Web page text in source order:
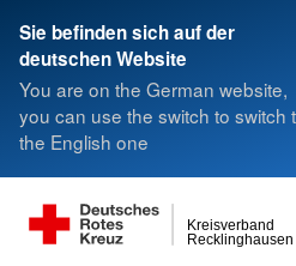
Sie befinden sich auf der
deutschen Website
You are on the German website,
you can use the switch to switch
the English one
Recklinghausen
Kreisverband